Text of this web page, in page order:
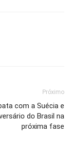
Próximo
com a Suécia e
do Brasil na
próxima fase